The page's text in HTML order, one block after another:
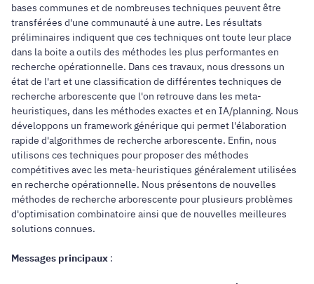
bases communes et de nombreuses techniques peuvent être
transférées d'une communauté à une autre. Les résultats
préliminaires indiquent que ces techniques ont toute leur place
dans la boite a outils des méthodes les plus performantes en
recherche opérationnelle. Dans ces travaux, nous dressons un
état de l'art et une classification de différentes techniques de
recherche arborescente que l'on retrouve dans les meta-
heuristiques, dans les méthodes exactes et en IA/planning. Nous
développons un framework générique qui permet l'élaboration
rapide d'algorithmes de recherche arborescente. Enfin, nous
utilisons ces techniques pour proposer des méthodes
compétitives avec les meta-heuristiques généralement utilisées
en recherche opérationnelle. Nous présentons de nouvelles
méthodes de recherche arborescente pour plusieurs problèmes
d'optimisation combinatoire ainsi que de nouvelles meilleures
solutions connues.
Messages principaux :